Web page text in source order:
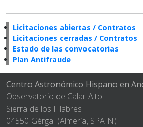
Licitaciones abiertas / Contratos
Licitaciones cerradas / Contratos
Estado de las convocatorias
Plan Antifraude
Centro Astronómico Hispano en
Observatorio de Calar Alto
Sierra de los Filabres
04550 Gérgal (Almería, SPAIN)